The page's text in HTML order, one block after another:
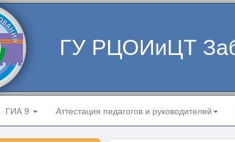
ГУ РЦОИиЦТ
ГИА 9 Аттестация педагогов и руководителей